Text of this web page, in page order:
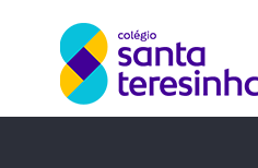
conteúdo